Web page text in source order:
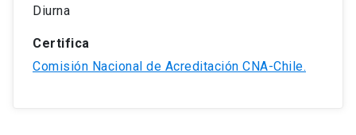
Diurna
Certifica
Comisión Nacional de Acreditación CNA-Chile.